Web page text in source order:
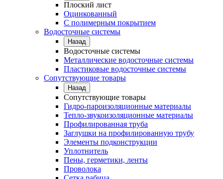
Плоский лист
Оцинкованный
С полимерным покрытием
Водосточные системы
Назад
Водосточные системы
Металлические водосточные системы
Пластиковые водосточные системы
Сопутствующие товары
Назад
Сопутствующие товары
Гидро-пароизоляционные материалы
Тепло-звукоизоляционные материалы
Профилированная труба
Заглушки на профилированную трубу
Элементы подконструкции
Уплотнитель
Пены, герметики, ленты
Проволока